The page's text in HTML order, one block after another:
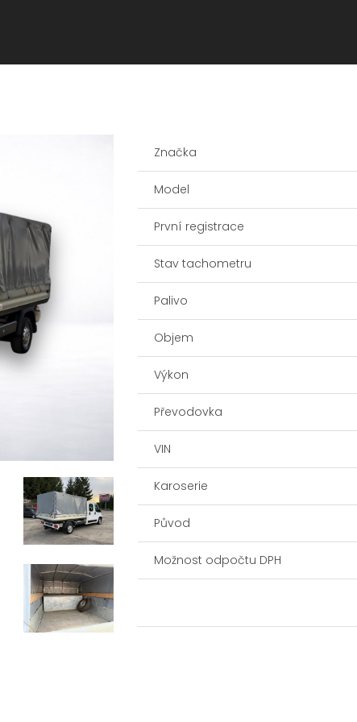
Značka
Model
První registrace
Stav tachometru
Palivo
Objem
Výkon
Převodovka
VIN
Karoserie
Původ
Možnost odpočtu DPH